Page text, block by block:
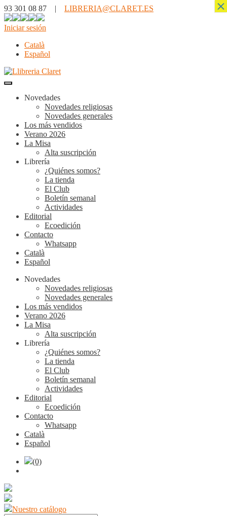
93 301 08 87 | LIBRERIA@CLARET.ES
Iniciar sesión
Català
Español
Novedades
Novedades religiosas
Novedades generales
Los más vendidos
Verano 2026
La Misa
Alta suscripción
Librería
¿Quiénes somos?
La tienda
El Club
Boletín semanal
Actividades
Editorial
Ecoedición
Contacto
Whatsapp
Català
Español
Novedades
Novedades religiosas
Novedades generales
Los más vendidos
Verano 2026
La Misa
Alta suscripción
Librería
¿Quiénes somos?
La tienda
El Club
Boletín semanal
Actividades
Editorial
Ecoedición
Contacto
Whatsapp
Català
Español
(0)
Nuestro catálogo
×